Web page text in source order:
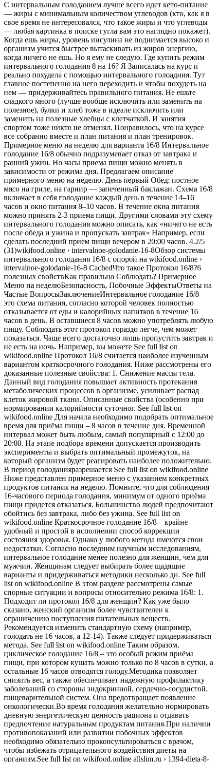
С интервальным голоданием лучше всего идет кето-питание
— жиры с минимальным количеством углеводов (кто, как я в
свое время не интересовался, что такое жиры и что углеводы
— любая картинка в поиске гугла вам это наглядно покажет).
Когда ешь жиры, уровень инсулина не поднимается высоко и
организм учится быстрее вытаскивать из жиров энергию,
когда ничего не ешь. Но я ему не следую. Где купить режим
интервального голодания 8 на 16? Я Записалась на курс и
реально похудела с помощью интервального голоадния. Тут
главное постепенно на него переходить и чтобы похудеть на
нем — придерживайтесь правильного питания. Не ешьте
сладкого много (лучше вообще исключить или заменить на
полезное), булки и хлеб тоже в идеале исключить или
заменить на полезные хлебцы с клетчаткой. И занятия
спортом тоже никто не отменял. Понравилось, что на курсе
все собранно вместе и план питания и план тренировок.
Примерное меню на неделю для варианта 16/8 Интервальное
голодание 16/8 обычно подразумевает отказ от завтрака и
ранний ужин. Но часы приема пищи можно менять в
зависимости от режима дня. Предлагаем описание
примерного меню на неделю. День первый Обед: постное
мясо на гриле, на гарнир — запеченный баклажан. Схема 16/8
включает в себя голодание каждый день в течение 14–16
часов и окно питания 8–10 часов. В течение окна питания
можно принять 2-3 приема пищи. Другими словами эту схему
интервального голодания можно описать, как «ничего не есть
после обеда и ужина и пропускать завтрак» Например, если
сделать последний прием пищи вечером в 20:00 часов. 4.2/5
(31)wikifood.online › intervalnoe-golodanie-16-8Обзор системы
интервального голодания 16/8 с опорой на wikifood.online ›
intervalnoe-golodanie-16-8 CachedЧто такое Протокол 16/8?6
полезных свойствКак правильно Соблюдать? Примерное
Меню на неделюБезопасность, Побочные ЭффектыОтветы на
Частые ВопросыЗаключениеИнтервальное голодание 16/8 –
это схема питания, согласно которой человек полностью
отказывается от еды и калорийных напитков в течение 16
часов в день. В оставшиеся 8 часов можно употреблять любую
пищу. Соблюдать этот протокол гораздо легче, чем может
показаться. Чаще всего достаточно лишь пропустить завтрак и
не есть на ночь. Например, вы можете See full list on
wikifood.online Протокол 16/8 считается наиболее изученным
вариантом краткосрочного голодания. Ниже рассмотрены его
доказанные полезные свойства: 1. Снижение массы тела.
Данный вид голодания повышает активность протекания
метаболических процессов в организме, усиливает распад
клеток жировой ткани. Описанные свойства (особенно при
нормировании калорийности суточног. See full list on
wikifood.online Для начала необходимо подобрать оптимальное
время для приёма пищи – 8 часов в течение дня. Временной
интервал может быть любым, самый популярный с 12:00 до
20:00. На этапе подбора времени допускается производить
эксперименты и выбрать оптимальный промежуток, на
который организм будет реагировать наиболее положительно.
В период голоданияразрешается See full list on wikifood.online
Ниже представлен примерное меню с указанием конкретных
продуктов питания на неделю. Помните, что для соблюдения
16-часового периода голодания, минимум от одного приёма
пищи придется отказаться. Большинство людей предпочитают
обойтись без завтрака, либо без ужина. See full list on
wikifood.online Краткосрочное голодание 16/8 – крайне
удобный и простой в исполнении способ коррекции
состояния здоровья. Однако у любого метода имеются свои
недостатки. Согласно последним научным исследованиям,
интервальное голодание менее полезно для женщин, чем для
мужчин. Женщинам следует выбирать более щадящие
варианты и придерживаться методики несколько дн. See full
list on wikifood.online В этом разделе рассмотрены самые
спорные ситуации и вопросы относительно режима 16/8: 1.
Подходит ли протокол 16/8 для женщин? Как уже было
сказано, женский организм более чувствителен к
ограничению поступления питательных веществ.
Рекомендуется изменить стандартную схему (например,
голодать не 16 часов, а 12-14). Также следует придерживаться
метода. See full list on wikifood.online Таким образом,
циклическое голодание 16/8 – это особый режим приёма
пищи, при котором кушать можно только по 8 часов в сутки, а
остальные 16 часов отводятся голоду.Методика позволяет
снизить вес, а также обеспечивает надежную профилактику
заболеваний со стороны эндокринной, сердечно-сосудистой,
пищеварительной систем. Она предотвращает появление
онкологически.Во время голодания желательно нормировать
дневную энергетическую ценность рациона и отдавать
предпочтение натуральным продуктам питания.При наличии
противопоказаний или развитии побочных эффектов
необходимо обязательно проконсультироваться с врачом,
чтобы избежать отрицательного воздействия диеты на
организм.See full list on wikifood.online allslim.ru › 1394-dieta-8-